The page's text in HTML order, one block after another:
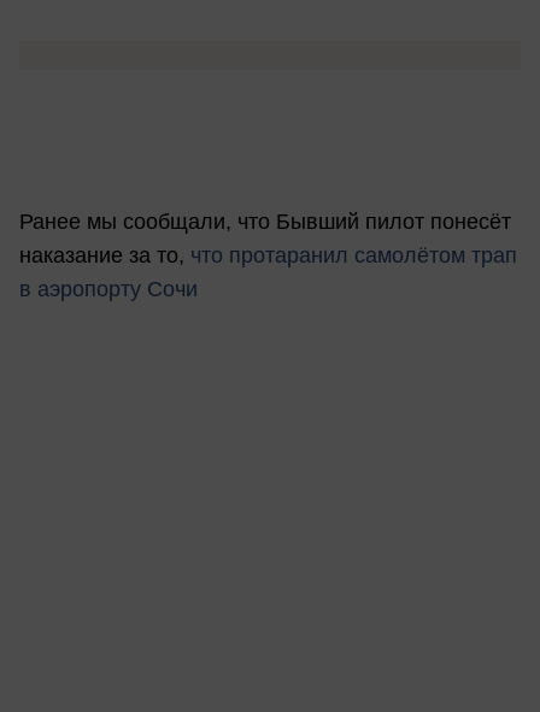
Ранее мы сообщали, что Бывший пилот понесёт
наказание за то, что протаранил самолётом трап
в аэропорту Сочи